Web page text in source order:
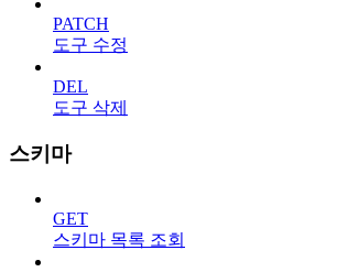
PATCH
도구 수정
DEL
도구 삭제
스키마
GET
스키마 목록 조회